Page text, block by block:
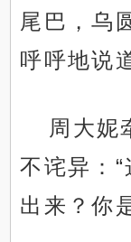
尾巴，乌
呼呼地说
周大妮
不诧异：
出来？你